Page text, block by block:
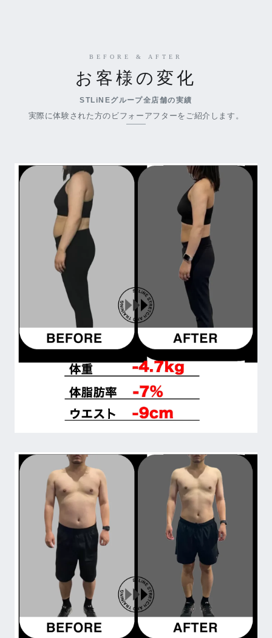
BEFORE & AFTER
お客様の変化
STLiNEグループ全店舗の実績
実際に体験された方のビフォーアフターをご紹介します。